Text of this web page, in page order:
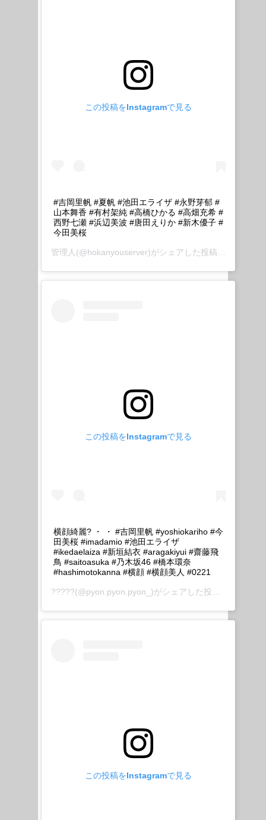
この投稿をInstagramで見る
#吉岡里帆 #夏帆 #池田エライザ #永野芽郁 #
山本舞香 #有村架純 #高橋ひかる #高畑充希 #
西野七瀬 #浜辺美波 #唐田えりか #新木優子 #
今田美桜
管理人 (@hokanyouserver)がシェアした投稿 –
この投稿をInstagramで見る
横顔綺麗? ・ ・ #吉岡里帆 #yoshiokariho #今
田美桜 #imadamio #池田エライザ
#ikedaelaiza #新垣結衣 #aragakiyui #齋藤飛
鳥 #saitoasuka #乃木坂46 #橋本環奈
#hashimotokanna #横顔 #横顔美人 #0221
?????(@pyon.pyon.pyon_)がシェアした投稿 –
この投稿をInstagramで見る